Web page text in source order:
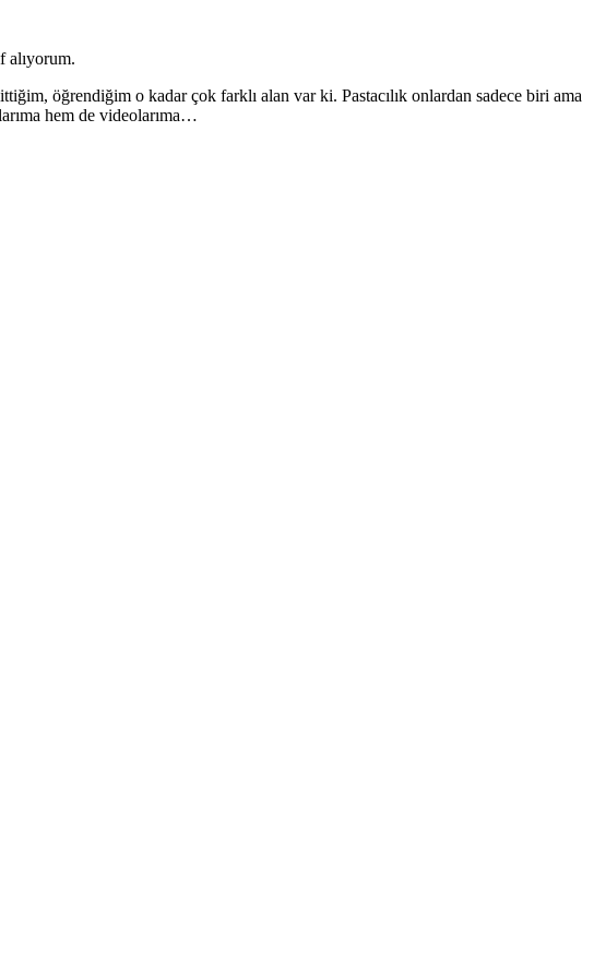
alıyorum.
öğrendiğim o kadar çok farklı alan var ki. Pastacılık onlardan sadece biri ama
hem de videolarıma…